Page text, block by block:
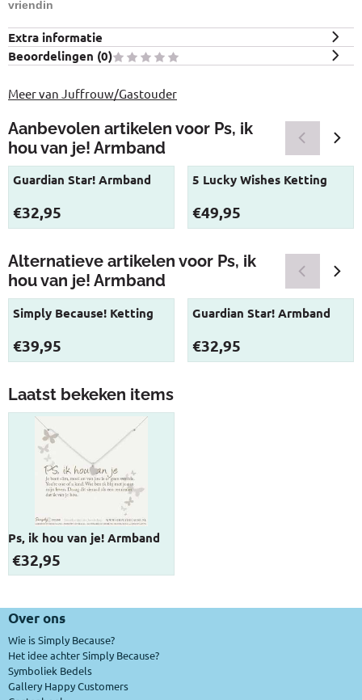
vriendin
Extra informatie
Beoordelingen (0)
Meer van Juffrouw/Gastouder
Aanbevolen artikelen voor Ps, ik
hou van je! Armband
Guardian Star! Armband
Prijs: 32,95
€32,95
5 Lucky Wishes Ketting
Prijs: 49,95
€49,95
Alternatieve artikelen voor Ps, ik
hou van je! Armband
Simply Because! Ketting
Prijs: 39,95
€39,95
Guardian Star! Armband
Prijs: 32,95
€32,95
Laatst bekeken items
Ps, ik hou van je! Armband
€32,95
Over ons
Wie is Simply Because?
Het idee achter Simply Because?
Symboliek Bedels
Gallery Happy Customers